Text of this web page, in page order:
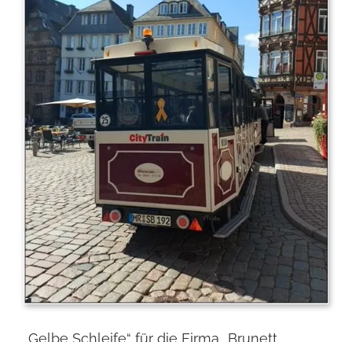
„Gelbe Schleife“ für die Firma „Brunett